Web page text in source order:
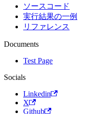
ソースコード
実行結果の一例
リファレンス
Documents
Test Page
Socials
Linkedin
X
Github